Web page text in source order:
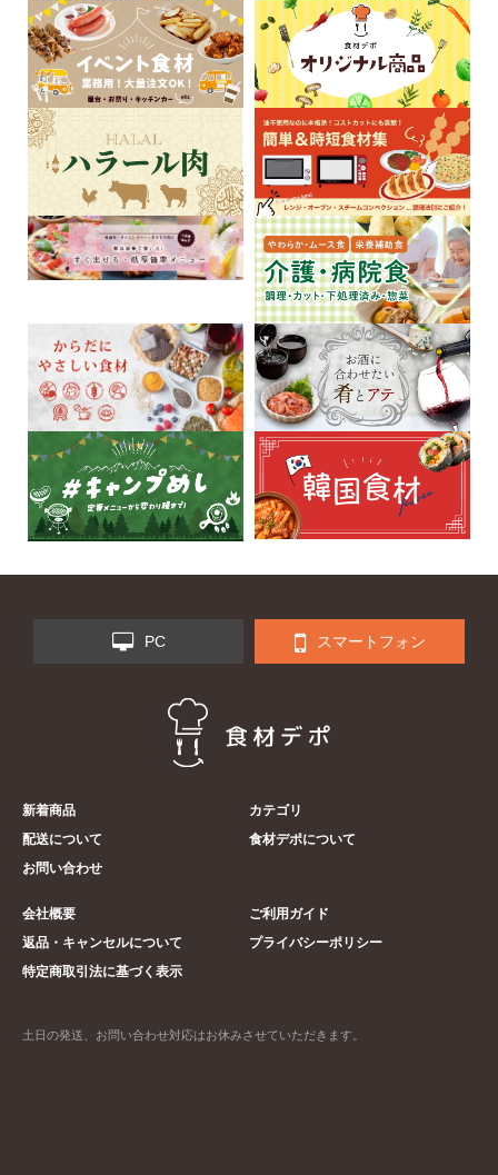
PC スマートフォン
新着商品
カテゴリ
配送について
食材デポについて
お問い合わせ
会社概要
ご利用ガイド
返品・キャンセルについて
プライバシーポリシー
特定商取引法に基づく表示
土日の発送、お問い合わせ対応はお休みさせていただきます。